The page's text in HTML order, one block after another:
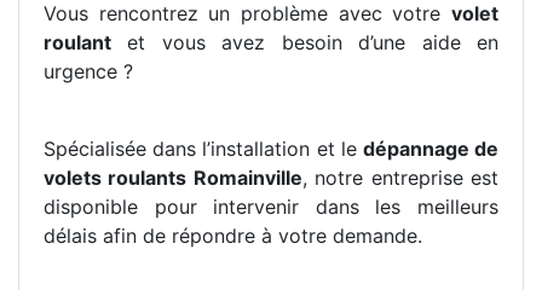
Vous rencontrez un problème avec votre volet
roulant et vous avez besoin d’une aide en
urgence ?
Spécialisée dans l’installation et le dépannage de
volets roulants Romainville, notre entreprise est
disponible pour intervenir dans les meilleurs
délais afin de répondre à votre demande.